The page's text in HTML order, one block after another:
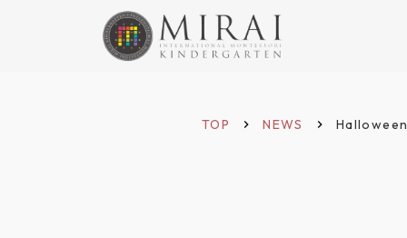
TOP keyboard_arrow_right NEWS keyboard_arrow_right